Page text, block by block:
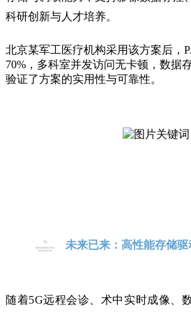
科研创新与人才培养。
北京某军工医疗机构采用该方案后，
70%，多科室并发访问无卡顿，数据
验证了方案的实用性与可靠性。
未来已来：高性能存储
随着5G远程会诊、术中实时成像、